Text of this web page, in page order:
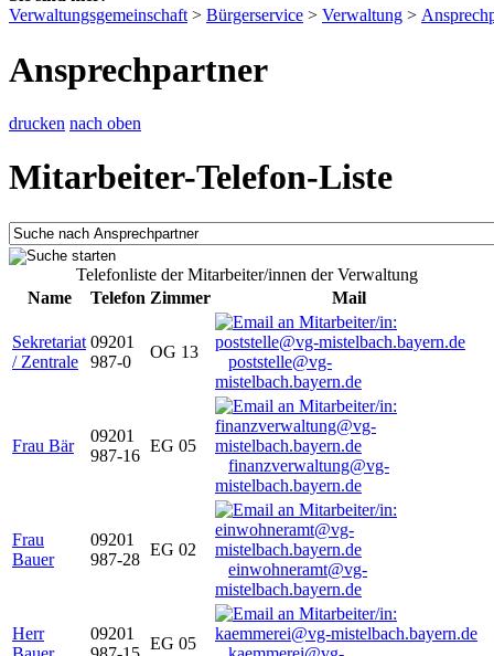
Verwaltungsgemeinschaft > Bürgerservice > Verwaltung >
Ansprechpartner
drucken nach oben
Mitarbeiter-Telefon-Liste
Telefonliste der Mitarbeiter/innen der Verwaltung
Name
Telefon Zimmer Mail
Sekretariat
/ Zentrale
09201
987-0
OG 13
poststelle@vg-
mistelbach.bayern.de
Frau Bär
09201
987-16
EG 05
finanzverwaltung@vg-
mistelbach.bayern.de
Frau
Bauer
09201
987-28
EG 02
einwohneramt@vg-
mistelbach.bayern.de
Herr
09201
EG 05